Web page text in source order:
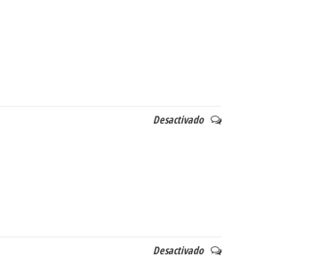
Desactivado
Desactivado